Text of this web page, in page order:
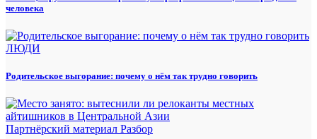
человека
ЛЮДИ
Родительское выгорание: почему о нём так трудно говорить
Партнёрский материал Разбор